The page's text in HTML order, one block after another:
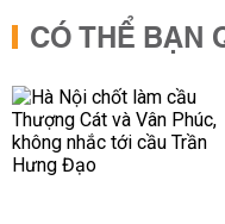
CÓ THỂ BẠN